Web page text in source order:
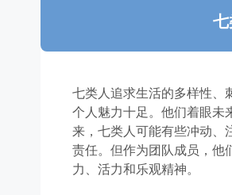
七
七类人追求生活的多样性、
个人魅力十足。他们着眼未
来，七类人可能有些冲动、
责任。但作为团队成员，他
力、活力和乐观精神。